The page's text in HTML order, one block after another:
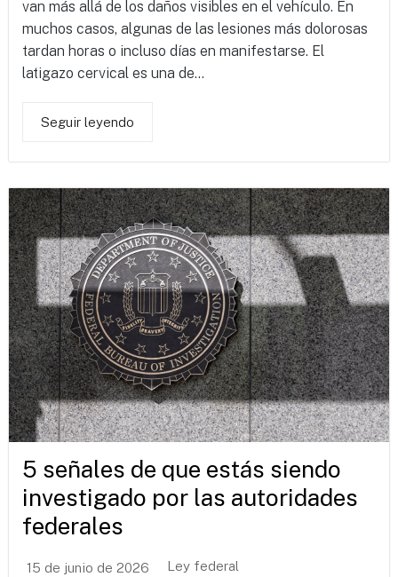
van más allá de los daños visibles en el vehículo. En
muchos casos, algunas de las lesiones más dolorosas
tardan horas o incluso días en manifestarse. El
latigazo cervical es una de...
Seguir leyendo
5 señales de que estás siendo
investigado por las autoridades
federales
15 de junio de 2026 Ley federal